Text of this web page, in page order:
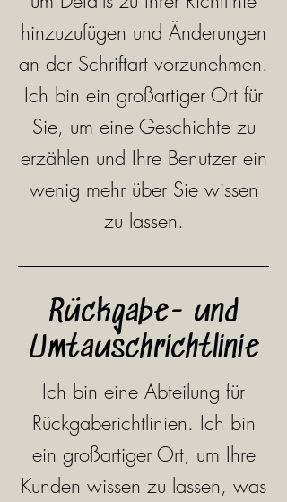
hinzuzufügen und Änderungen
an der Schriftart vorzunehmen.
Ich bin ein großartiger Ort für
Sie, um eine Geschichte zu
erzählen und Ihre Benutzer ein
wenig mehr über Sie wissen
zu lassen.
Rückgabe- und
Umtauschrichtlinie
Ich bin eine Abteilung für
Rückgaberichtlinien. Ich bin
ein großartiger Ort, um Ihre
Kunden wissen zu lassen, was